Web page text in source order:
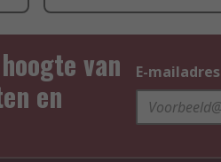
van
en
E-mailadres